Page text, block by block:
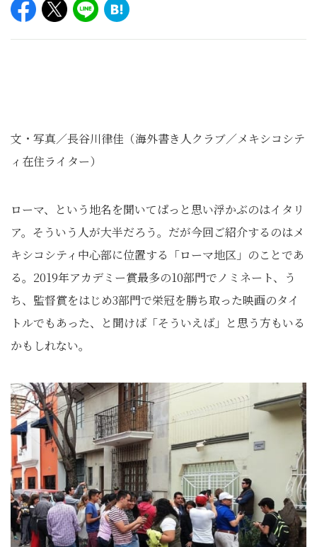
文・写真／長谷川律佳（海外書き人クラブ／メキシコシテ
ィ在住ライター）
ローマ、という地名を聞いてぱっと思い浮かぶのはイタリ
ア。そういう人が大半だろう。だが今回ご紹介するのはメ
キシコシティ中心部に位置する「ローマ地区」のことであ
る。2019年アカデミー賞最多の10部門でノミネート、う
ち、監督賞をはじめ3部門で栄冠を勝ち取った映画のタイ
トルでもあった、と聞けば「そういえば」と思う方もいる
かもしれない。